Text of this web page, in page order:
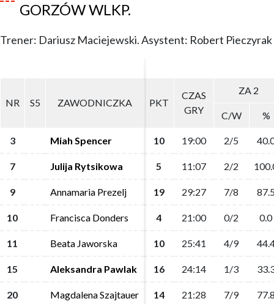
GORZÓW WLKP.
Trener: Dariusz Maciejewski. Asystent: Robert Pieczyrak
NR S5 ZAWODNICZKA PKT
CZAS
GRY
ZA 2
C/W %
3 Miah Spencer 10 19:00 2/5
7 Julija Rytsikowa 5 11:07 2/2
9 Annamaria Prezelj 19 29:27 7/8
10 Francisca Donders 4 21:00 0/2 0.0
11 Beata Jaworska 10 25:41 4/9
15 Aleksandra Pawlak 16 24:14 1/3
20 Magdalena Szajtauer 14 21:28 7/9
NR S5 ZAWODNICZKA PKT
CZAS
GRY
ZA 2
C/W %
3 Miah Spencer 10 19:00 2/5
7 Julija Rytsikowa 5 11:07 2/2
9 Annamaria Prezelj 19 29:27 7/8
10 Francisca Donders 4 21:00 0/2 0.0
11 Beata Jaworska 10 25:41 4/9
15 Aleksandra Pawlak 16 24:14 1/3
20 Magdalena Szajtauer 14 21:28 7/9